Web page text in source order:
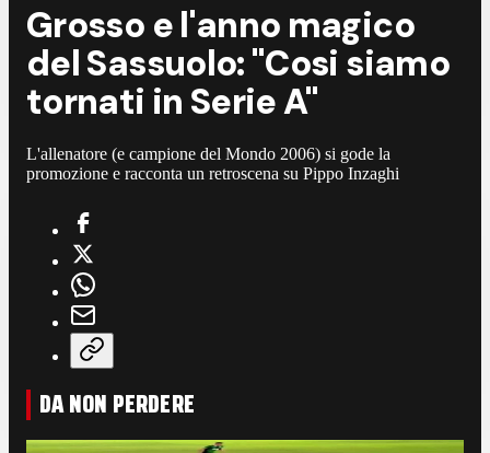
Grosso e l'anno magico
del Sassuolo: "Cosi siamo
tornati in Serie A"
L'allenatore (e campione del Mondo 2006) si gode la
promozione e racconta un retroscena su Pippo Inzaghi
DA NON PERDERE